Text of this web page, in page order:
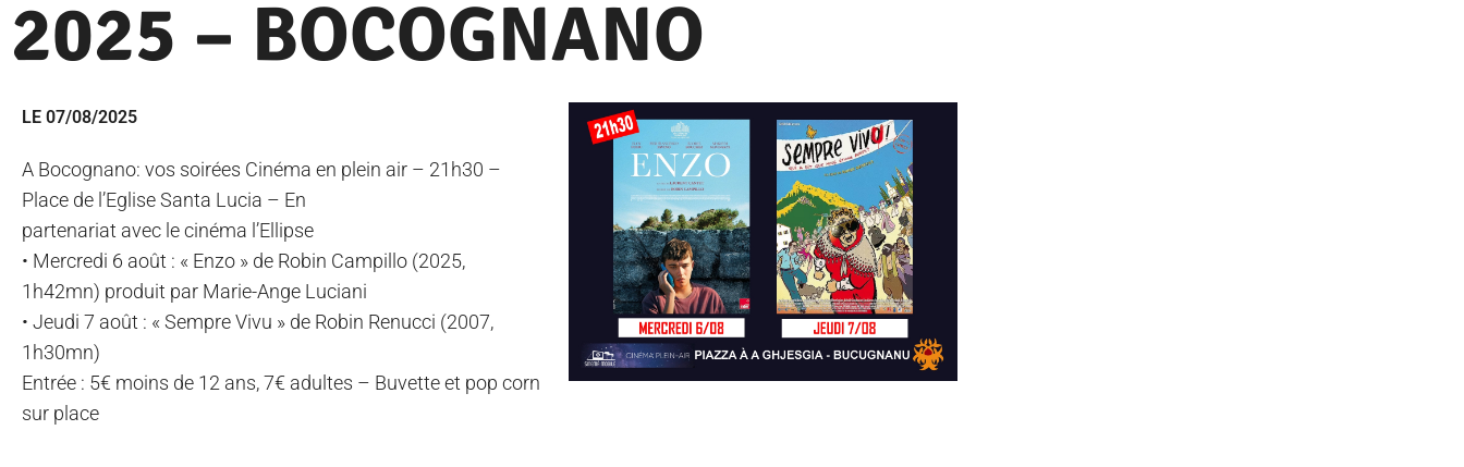
2025 – BOCOGNANO
LE 07/08/2025
A Bocognano: vos soirées Cinéma en plein air – 21h30 –
Place de l’Eglise Santa Lucia – En
partenariat avec le cinéma l’Ellipse
• Mercredi 6 août : « Enzo » de Robin Campillo (2025,
1h42mn) produit par Marie-Ange Luciani
• Jeudi 7 août : « Sempre Vivu » de Robin Renucci (2007,
1h30mn)
Entrée : 5€ moins de 12 ans, 7€ adultes – Buvette et pop corn
sur place